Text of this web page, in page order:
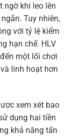
ngờ khi leo lên
Tuy nhiên,
với tỷ lệ kiểm
hạn chế. HLV
một lối chơi
linh hoạt hơn
xem xét bao
dụng hai tiền
khả năng tấn